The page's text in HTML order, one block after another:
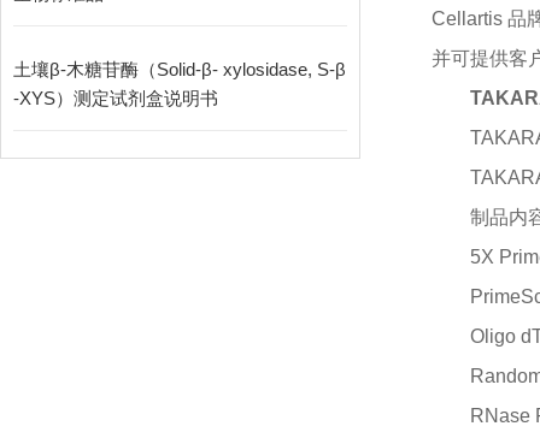
土壤β-木糖苷酶（Solid-β- xylosidase, S-β
-XYS）测定试剂盒说明书
Cellartis 品
并可提供客
制品内
5X
Oligo
RNase